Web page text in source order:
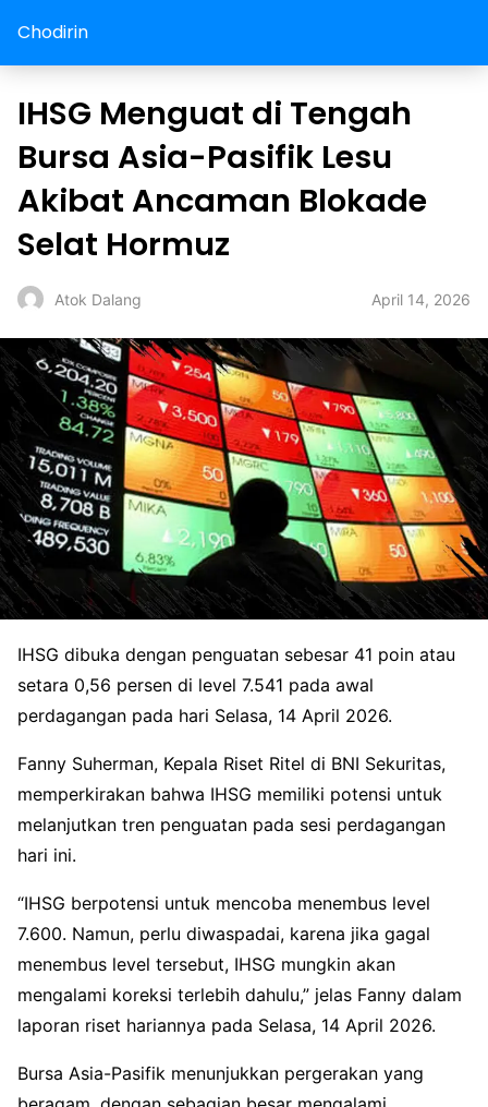
Chodirin
IHSG Menguat di Tengah
Bursa Asia-Pasifik Lesu
Akibat Ancaman Blokade
Selat Hormuz
Atok Dalang April 14, 2026
IHSG dibuka dengan penguatan sebesar 41 poin atau
setara 0,56 persen di level 7.541 pada awal
perdagangan pada hari Selasa, 14 April 2026.
Fanny Suherman, Kepala Riset Ritel di BNI Sekuritas,
memperkirakan bahwa IHSG memiliki potensi untuk
melanjutkan tren penguatan pada sesi perdagangan
hari ini.
“IHSG berpotensi untuk mencoba menembus level
7.600. Namun, perlu diwaspadai, karena jika gagal
menembus level tersebut, IHSG mungkin akan
mengalami koreksi terlebih dahulu,” jelas Fanny dalam
laporan riset hariannya pada Selasa, 14 April 2026.
Bursa Asia-Pasifik menunjukkan pergerakan yang